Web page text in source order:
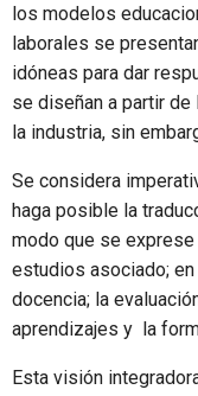
los modelos
laborales se
idóneas para dar
se diseñan a partir
la industria, sin
Se considera
haga posible la
modo que se
estudios asociado;
docencia; la
aprendizajes y la
Esta visión